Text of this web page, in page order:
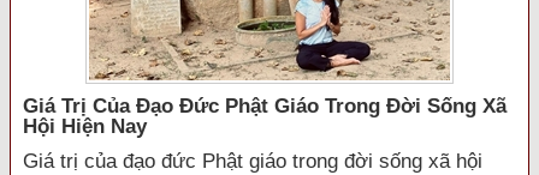
Giá Trị Của Đạo Đức Phật Giáo Trong Đời Sống Xã
Hội Hiện Nay
Giá trị của đạo đức Phật giáo trong đời sống xã hội